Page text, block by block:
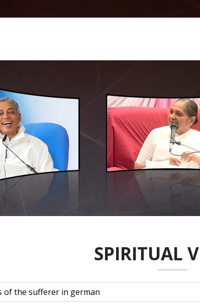
SPIRITUAL